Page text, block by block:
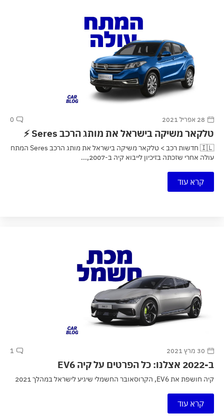
28 אפריל 2021 0
טלקאר משיקה בישראל את מותג הרכב Seres ⚡
🇮🇱 חדשות רכב > טלקאר משיקה בישראל את מותג הרכב Seres המתח
עולה אחרי שזכתה בזיכיון לייבוא קיה ב-2007,...
קרא עוד
30 מרץ 2021 1
ב-2022 אצלנו: כל הפרטים על קיה EV6
קיה חושפת את EV6, הקרוסאובר החשמלי שיגיע לישראל במהלך 2021
קרא עוד